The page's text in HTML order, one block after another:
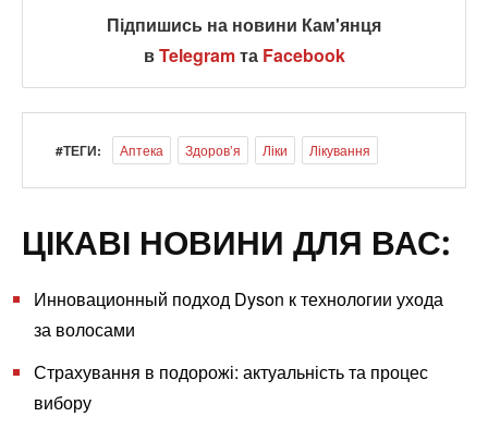
Підпишись на новини Кам'янця
вTelegramта Facebook
#ТЕГИ: Аптека Здоровʼя Ліки Лікування
ЦІКАВІ НОВИНИ ДЛЯ ВАС:
Инновационный подход Dyson к технологии ухода
за волосами
Страхування в подорожі: актуальність та процес
вибору